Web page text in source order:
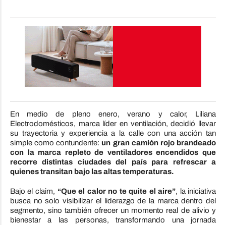
En medio de pleno enero, verano y calor, Liliana
Electrodomésticos, marca líder en ventilación, decidió llevar
su trayectoria y experiencia a la calle con una acción tan
simple como contundente: un gran camión rojo brandeado
con la marca repleto de ventiladores encendidos que
recorre distintas ciudades del país para refrescar a
quienes transitan bajo las altas temperaturas.
Bajo el claim, “Que el calor no te quite el aire”, la iniciativa
busca no solo visibilizar el liderazgo de la marca dentro del
segmento, sino también ofrecer un momento real de alivio y
bienestar a las personas, transformando una jornada